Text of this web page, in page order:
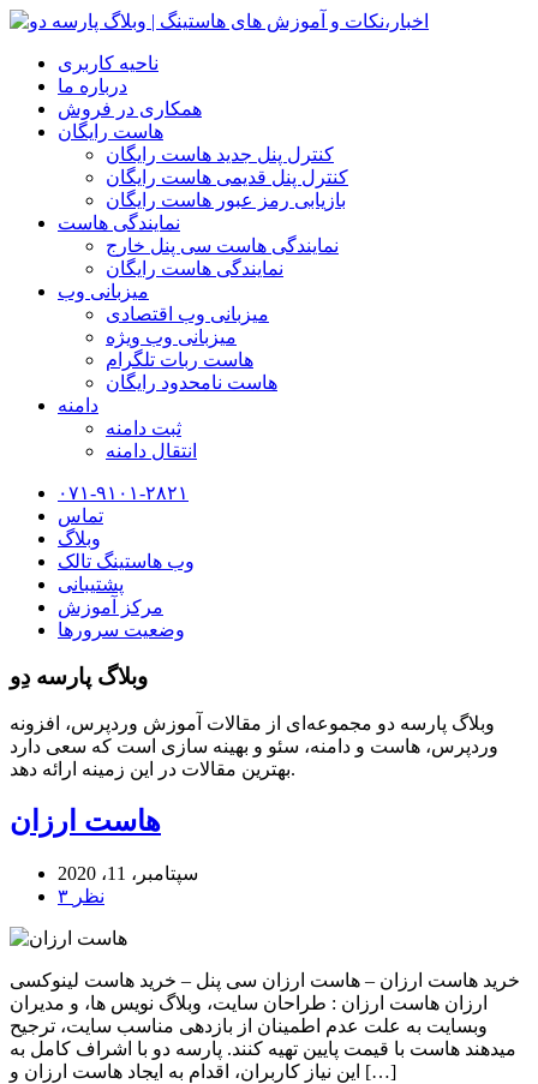
ناحیه کاربری
درباره ما
همکاری در فروش
هاست رایگان
کنترل پنل جدید هاست رایگان
کنترل پنل قدیمی هاست رایگان
بازیابی رمز عبور هاست رایگان
نمایندگی هاست
نمایندگی هاست سی پنل خارج
نمایندگی هاست رایگان
میزبانی وب
میزبانی وب اقتصادی
میزبانی وب ویژه
هاست ربات تلگرام
هاست نامحدود رایگان
دامنه
ثبت دامنه
انتقال دامنه
۰۷۱-۹۱۰۱-۲۸۲۱
تماس
وبلاگ
وب هاستینگ تالک
پشتیبانی
مرکز آموزش
وضعیت سرورها
وبلاگ پارسه دِو
وبلاگ پارسه دو مجموعه‌ای از مقالات آموزش وردپرس، افزونه
وردپرس، هاست و دامنه، سئو و بهینه سازی است که سعی دارد
بهترین مقالات در این زمینه ارائه دهد.
هاست ارزان
سپتامبر، 11، 2020
۳ نظر
خرید هاست ارزان – هاست ارزان سی پنل – خرید هاست لینوکسی
ارزان هاست ارزان : طراحان سایت، وبلاگ نویس ها، و مدیران
وبسایت به علت عدم اطمینان از بازدهی مناسب سایت، ترجیح
میدهند هاست با قیمت پایین تهیه کنند. پارسه دو با اشراف کامل به
این نیاز کاربران، اقدام به ایجاد هاست ارزان و […]